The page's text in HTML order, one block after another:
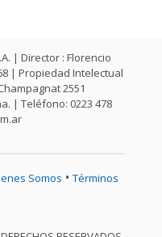
| Director : Florencio
| Propiedad Intelectual
2551
| Teléfono: 0223 478
Somos • Términos